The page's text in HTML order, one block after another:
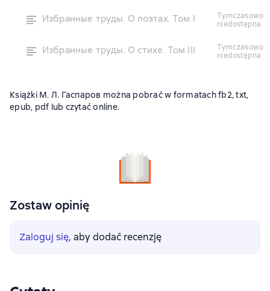
Избранные труды. О поэтах. Том I
tymczasowo
niedostępna
Избранные труды. О стихе. Том III
tymczasowo
niedostępna
Książki М. Л. Гаспаров można pobrać w formatach fb2, txt,
epub, pdf lub czytać online.
Zostaw opinię
Zaloguj się, aby dodać recenzję